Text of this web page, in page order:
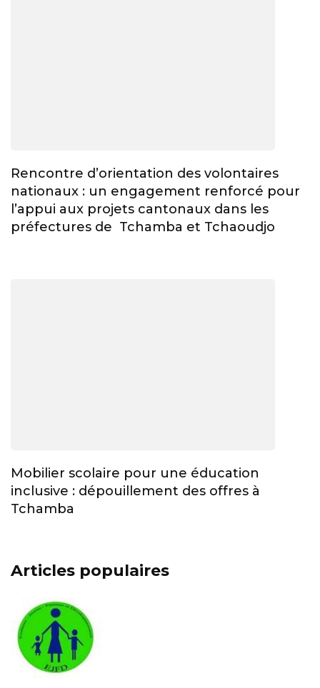
Rencontre d’orientation des volontaires
nationaux : un engagement renforcé pour
l’appui aux projets cantonaux dans les
préfectures de Tchamba et Tchaoudjo
Mobilier scolaire pour une éducation
inclusive : dépouillement des offres à
Tchamba
Articles populaires